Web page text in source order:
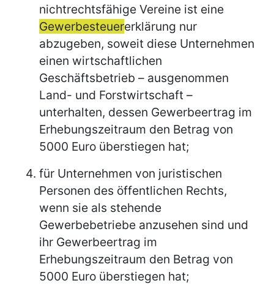
nichtrechtsfähige Vereine ist eine
Gewerbesteuererklärung nur
abzugeben, soweit diese Unternehmen
einen wirtschaftlichen
Geschäftsbetrieb – ausgenommen
Land- und Forstwirtschaft –
unterhalten, dessen Gewerbeertrag im
Erhebungszeitraum den Betrag von
5000 Euro überstiegen hat;
für Unternehmen von juristischen
Personen des öffentlichen Rechts,
wenn sie als stehende
Gewerbebetriebe anzusehen sind und
ihr Gewerbeertrag im
Erhebungszeitraum den Betrag von
5000 Euro überstiegen hat;